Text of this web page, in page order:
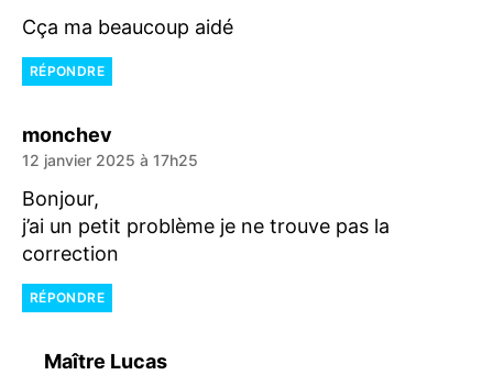
Cça ma beaucoup aidé
RÉPONDRE
monchev
12 janvier 2025 à 17h25
Bonjour,
j’ai un petit problème je ne trouve pas la
correction
RÉPONDRE
Maître Lucasdit :